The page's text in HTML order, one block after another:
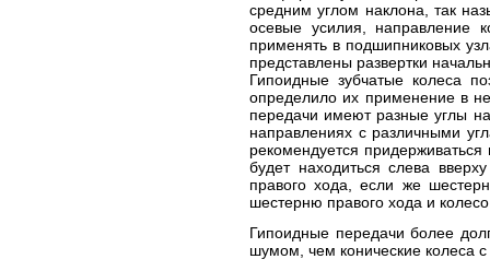
средним углом наклона, так
осевые усилия, направление
применять в подшипниковых
представлены развертки
Гипоидные зубчатые колеса
определило их применение в
передачи имеют разные углы
направлениях с различными
рекомендуется
будет находиться слева
правого хода, если же
шестерню правого хода и
Гипоидные передачи более
шумом, чем конические колеса